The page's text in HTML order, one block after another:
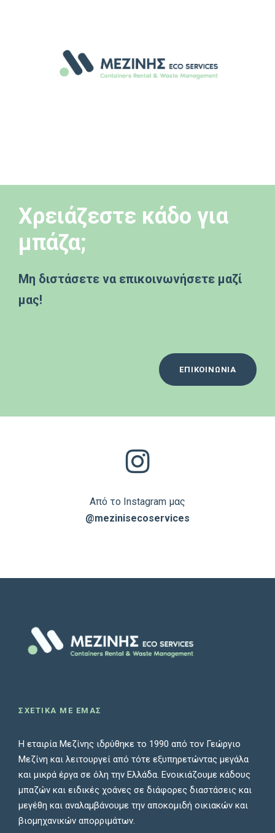
Xρειάζεστε κάδο για
μπάζα;
Μη διστάσετε να επικοινωνήσετε μαζί
μας!
ΕΠΙΚΟΙΝΩΝΙΑ
Από το Instagram μας
@mezinisecoservices
ΣΧΕΤΙΚΑ ΜΕ ΕΜΑΣ
Η εταιρία Μεζίνης ιδρύθηκε το 1990 από τον Γεώργιο
Μεζίνη και λειτουργεί από τότε εξυπηρετώντας μεγάλα
και μικρά έργα σε όλη την Ελλάδα. Ενοικιάζουμε κάδους
μπαζών και ειδικές χοάνες σε διάφορες διαστάσεις και
μεγέθη και αναλαμβάνουμε την αποκομιδή οικιακών και
βιομηχανικών απορριμάτων.